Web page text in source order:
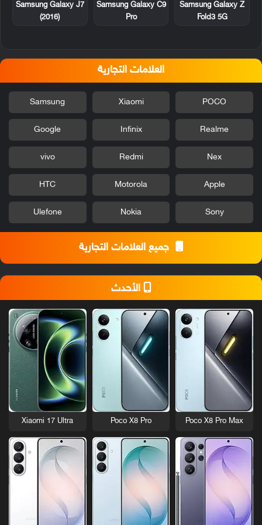
Samsung Galaxy Z
Fold3 5G
Samsung Galaxy C9
Pro
Samsung Galaxy J7
(2016)
العلامات التجارية
POCO
Xiaomi
Samsung
Realme
Infinix
Google
Nex
Redmi
vivo
Apple
Motorola
HTC
Sony
Nokia
Ulefone
جميع العلامات التجارية
الأحدث
Poco X8 Pro Max
Poco X8 Pro
Xiaomi 17 Ultra